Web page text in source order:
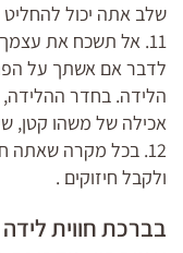
שלב אתה יכול
11. אל תשכח את
לדבר אם אשתך על
הלידה. בחדר
אכילה של משהו קטן,
12. בכל מקרה שאתה
ולקבל חיזוקים .
בברכת חווית